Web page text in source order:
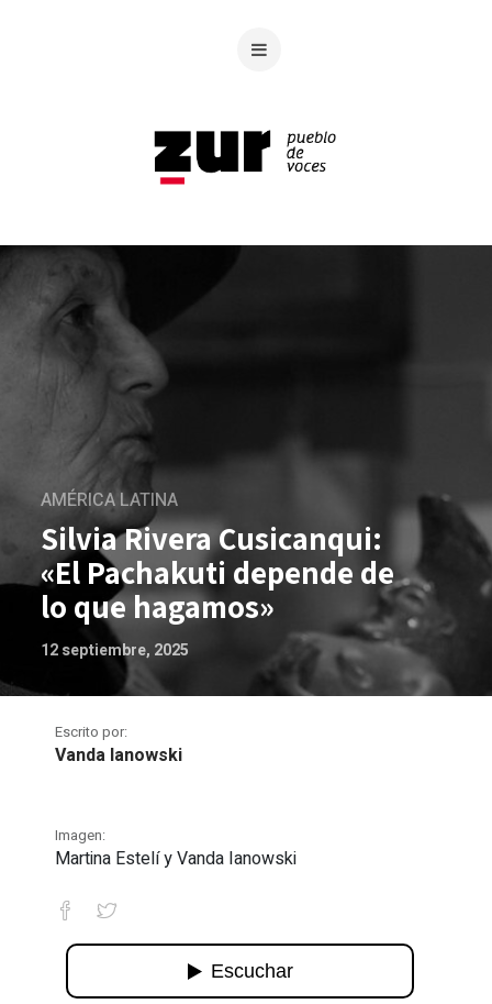
AMÉRICA LATINA
Silvia Rivera Cusicanqui:
«El Pachakuti depende de
lo que hagamos»
12 septiembre, 2025
Escrito por:
Vanda Ianowski
Imagen:
Martina Estelí y Vanda Ianowski
Silvia Rivera Cusicanqui: «El